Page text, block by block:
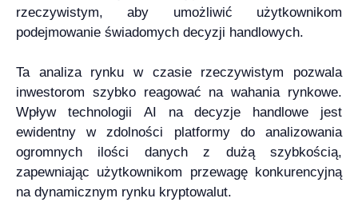
rzeczywistym, aby umożliwić użytkownikom
podejmowanie świadomych decyzji handlowych.
Ta analiza rynku w czasie rzeczywistym pozwala
inwestorom szybko reagować na wahania rynkowe.
Wpływ technologii AI na decyzje handlowe jest
ewidentny w zdolności platformy do analizowania
ogromnych ilości danych z dużą szybkością,
zapewniając użytkownikom przewagę konkurencyjną
na dynamicznym rynku kryptowalut.